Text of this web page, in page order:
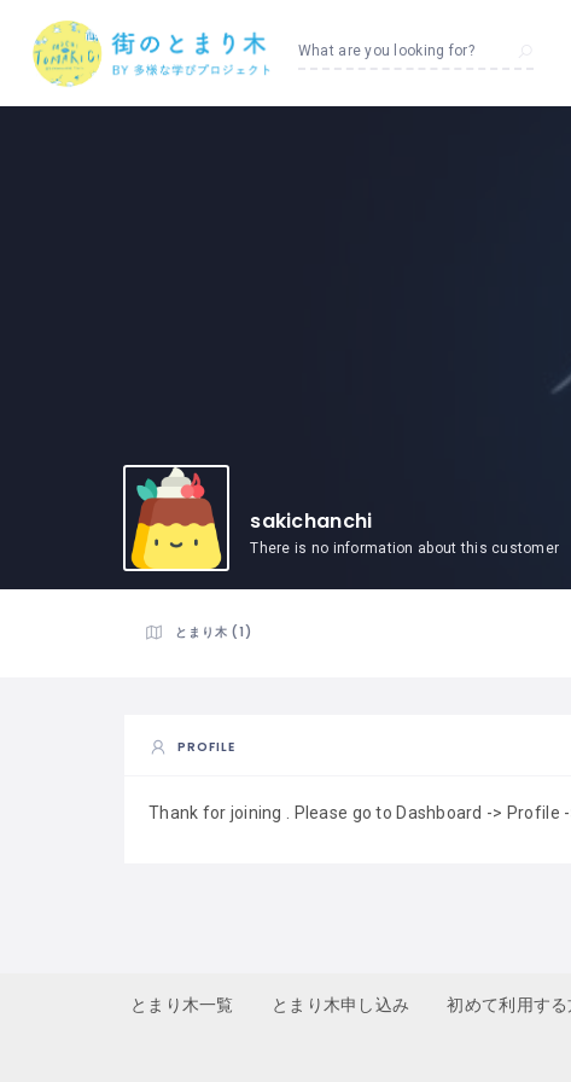
What are you looking for?
sakichanchi
There is no information about this customer
とまり木 (1)
PROFILE
Thank for joining . Please go to Dashboard ->
とまり木一覧 とまり木申し込み 初めて利用す